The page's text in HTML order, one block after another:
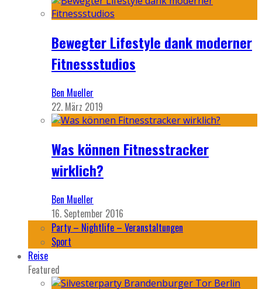
Bewegter Lifestyle dank moderner
Fitnessstudios
Ben Mueller
22. März 2019
Was können Fitnesstracker
wirklich?
Ben Mueller
16. September 2016
Party – Nightlife – Veranstaltungen
Sport
Reise
Featured